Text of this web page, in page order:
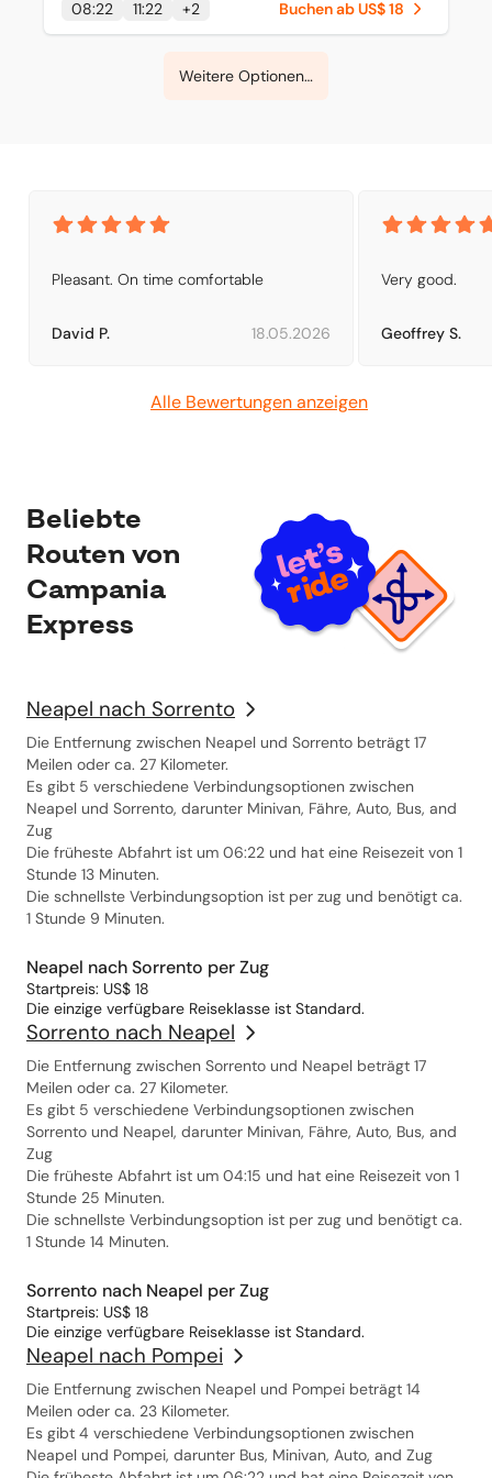
08:22 11:22 +2 Buchen ab US$ 18
Weitere Optionen ansehen
Pleasant. On time comfortable
David P. 18.05.2026
Very good.
Geoffrey S.
Alle Bewertungen anzeigen
Beliebte
Routen von
Campania
Express
Neapel nach Sorrento
Die Entfernung zwischen Neapel und Sorrento beträgt 17
Meilen oder ca. 27 Kilometer.
Es gibt 5 verschiedene Verbindungsoptionen zwischen
Neapel und Sorrento, darunter Minivan, Fähre, Auto, Bus, and
Zug
Die früheste Abfahrt ist um 06:22 und hat eine Reisezeit von 1
Stunde 13 Minuten.
Die schnellste Verbindungsoption ist per zug und benötigt ca.
1 Stunde 9 Minuten.
Neapel nach Sorrento per Zug
Startpreis: US$ 18
Die einzige verfügbare Reiseklasse ist Standard.
Sorrento nach Neapel
Die Entfernung zwischen Sorrento und Neapel beträgt 17
Meilen oder ca. 27 Kilometer.
Es gibt 5 verschiedene Verbindungsoptionen zwischen
Sorrento und Neapel, darunter Minivan, Fähre, Auto, Bus, and
Zug
Die früheste Abfahrt ist um 04:15 und hat eine Reisezeit von 1
Stunde 25 Minuten.
Die schnellste Verbindungsoption ist per zug und benötigt ca.
1 Stunde 14 Minuten.
Sorrento nach Neapel per Zug
Startpreis: US$ 18
Die einzige verfügbare Reiseklasse ist Standard.
Neapel nach Pompei
Die Entfernung zwischen Neapel und Pompei beträgt 14
Meilen oder ca. 23 Kilometer.
Es gibt 4 verschiedene Verbindungsoptionen zwischen
Neapel und Pompei, darunter Bus, Minivan, Auto, and Zug